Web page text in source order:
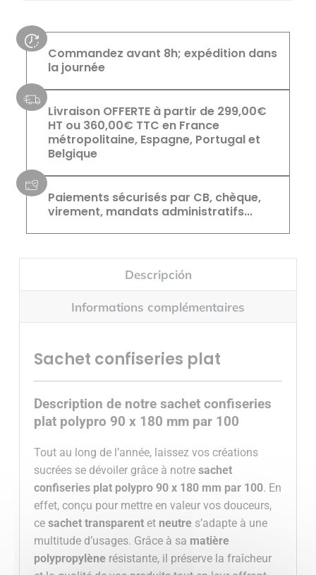
Commandez avant 8h; expédition dans
la journée
Livraison OFFERTE à partir de 299,00€
HT ou 360,00€ TTC en France
métropolitaine, Espagne, Portugal et
Belgique
Paiements sécurisés par CB, chèque,
virement, mandats administratifs...
Descripción
Informations complémentaires
Sachet confiseries plat
Description de notre sachet confiseries
plat polypro 90 x 180 mm par 100
Tout au long de l’année, laissez vos créations
sucrées se dévoiler grâce à notre sachet
confiseries plat polypro 90 x 180 mm par 100. En
effet, conçu pour mettre en valeur vos douceurs,
ce sachet transparentet neutre s’adapte à une
multitude d’usages. Grâce à sa matière
polypropylène résistante, il préserve la fraîcheur